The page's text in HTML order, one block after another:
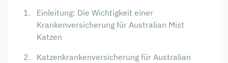
Einleitung: Die Wichtigkeit einer
Krankenversicherung für Australian Mist
Katzen
Katzenkrankenversicherung für Australian